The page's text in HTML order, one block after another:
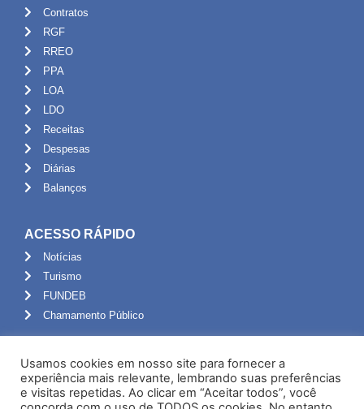
Contratos
RGF
RREO
PPA
LOA
LDO
Receitas
Despesas
Diárias
Balanços
ACESSO RÁPIDO
Notícias
Turismo
FUNDEB
Chamamento Público
Portal do Servidor
Webmail
Usamos cookies em nosso site para fornecer a
experiência mais relevante, lembrando suas preferências
e visitas repetidas. Ao clicar em “Aceitar todos”, você